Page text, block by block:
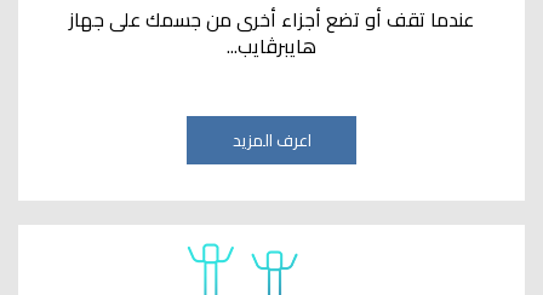
عندما تقف أو تضع أجزاء أخرى من جسمك على جهاز
هايبرڤايب...
اعرف المزيد